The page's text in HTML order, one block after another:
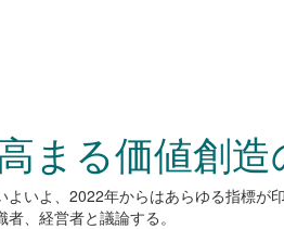
まる価値創造
いよ、2022年からはあらゆる指標が
、経営者と議論する。